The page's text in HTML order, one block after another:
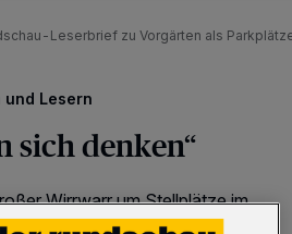
Leserbrief zu Vorgärten als
Lesern
sich denken“
Wirrwarr um Stellplätze im
vom 1. November 2025